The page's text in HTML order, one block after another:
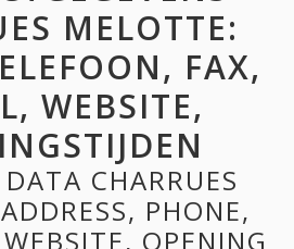
MELOTTE:
FAX,
WEBSITE,
CHARRUES
PHONE,
OPENING